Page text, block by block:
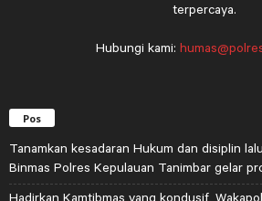
terpercaya.
Hubungi kami:
Pos
Tanamkan kesadaran Hukum dan disiplin
Binmas Polres Kepulauan Tanimbar gelar
Hadirkan Kamtibmas yang kondusif,